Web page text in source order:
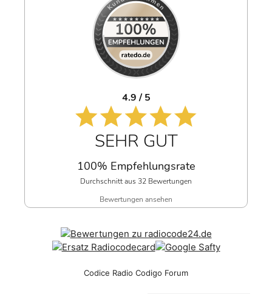
4.9 / 5
SEHR GUT
100% Empfehlungsrate
Durchschnitt aus 32 Bewertungen
Bewertungen ansehen
Codice Radio Codigo Forum